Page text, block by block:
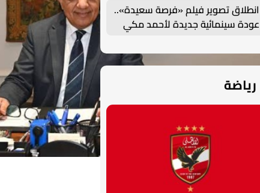
انطلاق تصوير فيلم «فرصة سعيدة»..
عودة سينمائية جديدة لأحمد مكي
رياضة